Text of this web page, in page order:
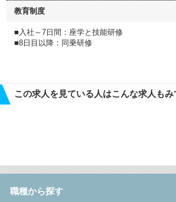
教育制度
■入社～7日間：座学と技能研修
■8日目以降：同乗研修
この求人を見ている人はこんな求人も
職種から探す